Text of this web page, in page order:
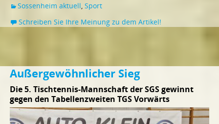
Sossenheim aktuell, Sport
Schreiben Sie Ihre Meinung zu dem Artikel!
Außergewöhnlicher Sieg
Die 5. Tischtennis-Mannschaft der SGS gewinnt
gegen den Tabellenzweiten TGS Vorwärts